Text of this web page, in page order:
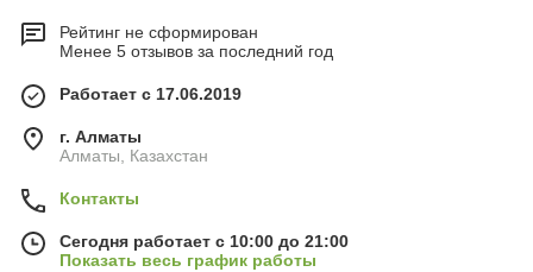
Рейтинг не сформирован
Менее 5 отзывов за последний год
Работает с 17.06.2019
г. Алматы
Алматы, Казахстан
Контакты
Сегодня работает с 10:00 до 21:00
Показать весь график работы